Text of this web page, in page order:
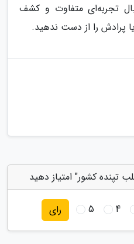
تجربه‌ای متفاوت و کشف
پرادش را از دست ندهید.
تپنده کشور" امتیاز دهید
4
5 رای